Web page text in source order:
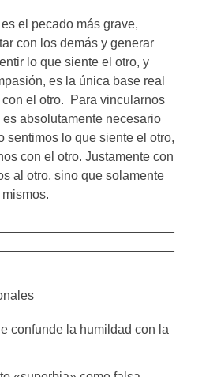
el pecado más grave,
con los demás y generar
lo que siente el otro, y
es la única base real
el otro. Para vincularnos
absolutamente necesario
sentimos lo que siente el otro,
con el otro. Justamente con
al otro, sino que solamente
confunde la humildad con la